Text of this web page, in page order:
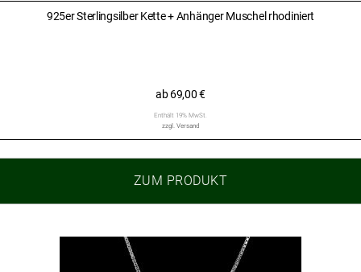
925er Sterlingsilber Kette + Anhänger Muschel rhodiniert
ab69,00€
Enthält 19% MwSt.
zzgl. Versand
ZUM PRODUKT